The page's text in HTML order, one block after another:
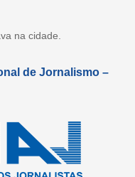
na cidade.
de Jornalismo –